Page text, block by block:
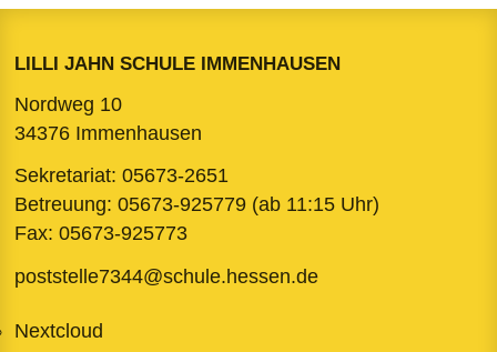
LILLI JAHN SCHULE IMMENHAUSEN
Nordweg 10
34376 Immenhausen
Sekretariat: 05673-2651
Betreuung: 05673-925779(ab 11:15 Uhr)
Fax: 05673-925773
poststelle7344@schule.hessen.de
Nextcloud